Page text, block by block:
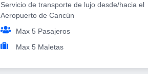
Servicio de transporte de lujo desde/hacia el
Aeropuerto de Cancún
Max 5 Pasajeros
Max 5 Maletas